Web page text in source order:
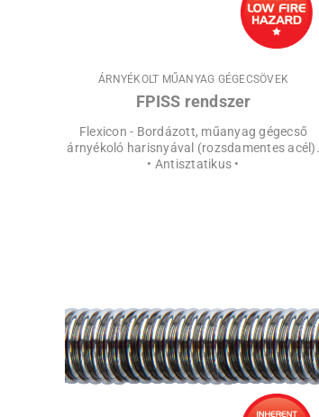
ÁRNYÉKOLT MŰANYAG GÉGECSÖVEK
FPISS rendszer
Flexicon - Bordázott, műanyag gégecső
árnyékoló harisnyával (rozsdamentes acél).
• Antisztatikus •